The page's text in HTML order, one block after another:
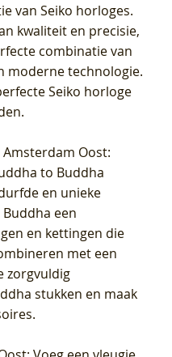
van Seiko horloges.
kwaliteit en precisie,
combinatie van
moderne technologie.
Seiko horloge
Oost:
to Buddha
en unieke
een
en kettingen die
met een
zorgvuldig
stukken en maak